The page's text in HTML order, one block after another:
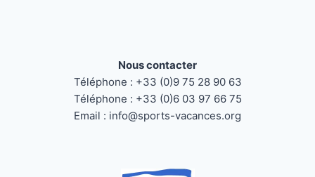
Nous contacter
Téléphone : +33 (0)9 75 28 90 63
Téléphone : +33 (0)6 03 97 66 75
Email : info@sports-vacances.org